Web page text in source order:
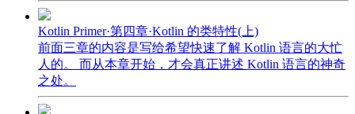
Kotlin Primer·第四章·Kotlin 的类特性(上)
前面三章的内容是写给希望快速了解 Kotlin 语言的大忙
人的。 而从本章开始，才会真正讲述 Kotlin 语言的神奇
之处。